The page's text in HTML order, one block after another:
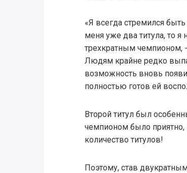
«Я всегда стремился
меня уже два титула, то я
трехкратным чемпионом,
Людям крайне редко
возможность вновь
полностью готов ей
Второй титул был
чемпионом было приятно,
количество титулов!
Поэтому, став